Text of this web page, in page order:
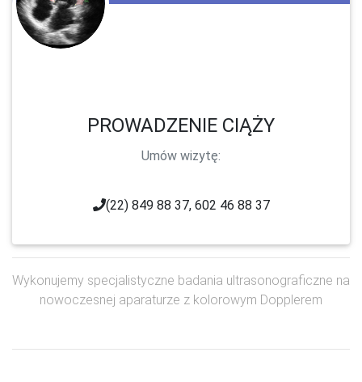
PROWADZENIE CIĄŻY
Umów wizytę:
(22) 849 88 37, 602 46 88 37
Wykonujemy specjalistyczne badania ultrasonograficzne na
nowoczesnej aparaturze z kolorowym Dopplerem